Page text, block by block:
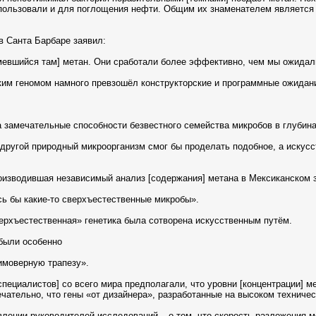
и для поглощения нефти. Общим их знаменателем
Санта Барбаре заявил:
там] метан. Они сработали более эффективно, чем мы
геномом намного превзошёл конструкторские и программные
способности безвестного семейства микробов в
природный микроорганизм смог бы проделать подобное, а
независимый анализ [содержания] метана в Мексиканском
бы какие-то сверхъестественные микробы».
генетика была сотворена искусственным путём.
особенно
трапезу».
со всего мира предполагали, что уровни
что гены «от дизайнера», разработанные на высоком